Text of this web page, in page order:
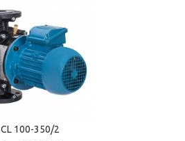
CL 100-350/2